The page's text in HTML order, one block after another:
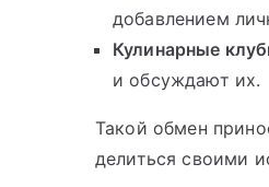
добавлением
Кулинарные
и обсуждают их.
Такой обмен
делиться своими